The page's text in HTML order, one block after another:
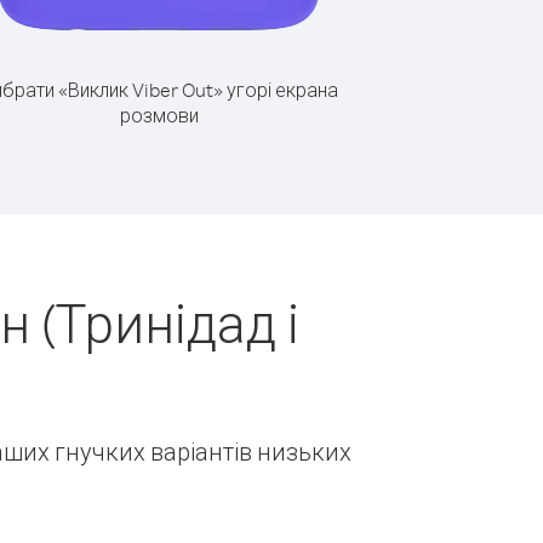
«Виклик Viber Out» угорі екрана
розмови
і
гнучких варіантів низьких